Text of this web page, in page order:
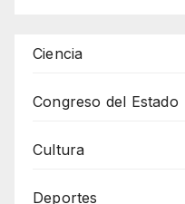
Ciencia
Congreso del Estado
Cultura
Deportes